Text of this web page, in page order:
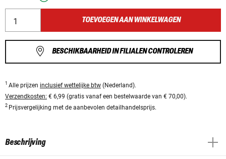
TOEVOEGEN AAN WINKELWAGEN
BESCHIKBAARHEID IN FILIALEN CONTROLEREN
1 Alle prijzen inclusief wettelijke btw (Nederland).
Verzendkosten: € 6,99 (gratis vanaf een bestelwaarde van € 70,00).
2 Prijsvergelijking met de aanbevolen detailhandelsprijs.
Beschrijving